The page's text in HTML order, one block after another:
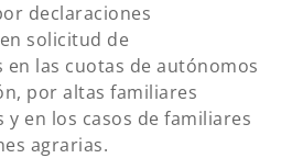
declaraciones
solicitud de
en las cuotas de autónomos
por altas familiares
y en los casos de familiares
agrarias.